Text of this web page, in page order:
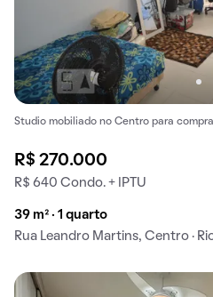
Studio mobiliado no Centro para
R$ 270.000
R$ 640 Condo. + IPTU
39 m² · 1 quarto
Rua Leandro Martins, Centro ·